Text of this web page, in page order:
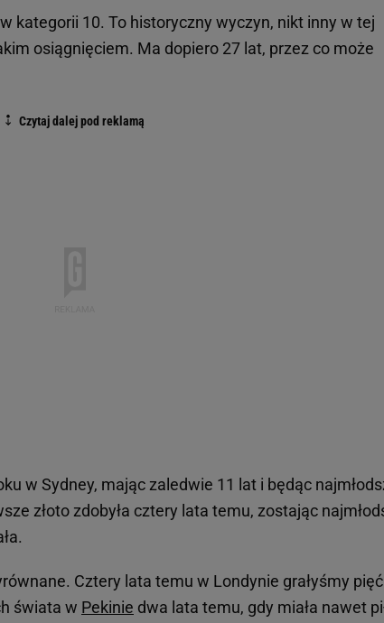
kategorii 10. To historyczny wyczyn, nikt inny w tej
osiągnięciem. Ma dopiero 27 lat, przez co może
w Sydney, mając zaledwie 11 lat i będąc
złoto zdobyła cztery lata temu, zostając
Cztery lata temu w Londynie grałyśmy pięć
świata w Pekinie dwa lata temu, gdy miała nawet